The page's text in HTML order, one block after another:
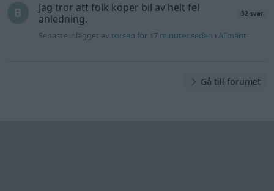
Jag tror att folk köper bil av helt fel
anledning.
32 svar
Senaste inlägget avtorsen för 17 minuter sedan iAllmänt
Gå till forumet